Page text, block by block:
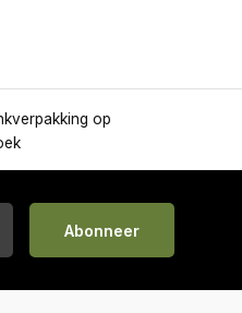
op
Abonneer